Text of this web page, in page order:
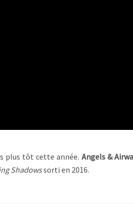
plus tôt cette année. Angels &
Shadowssorti en 2016.